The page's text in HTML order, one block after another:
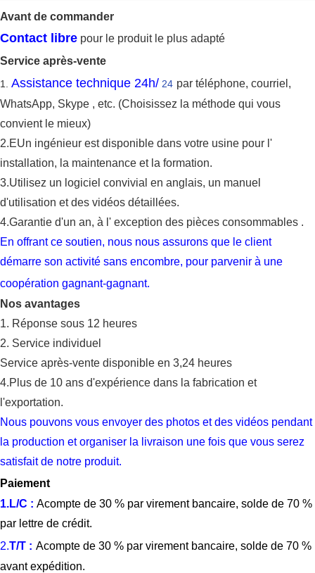
Avant de commander
Contact libre pour le produit le plus adapté
Service après-vente
1. Assistance technique 24h/ 24 par téléphone, courriel,
WhatsApp, Skype , etc. (Choisissez la méthode qui vous
convient le mieux)
2.EUn ingénieur est disponible dans votre usine pour l'
installation, la maintenance et la formation.
3.Utilisez un logiciel convivial en anglais, un manuel
d'utilisation et des vidéos détaillées.
4.Garantie d'un an, à l' exception des pièces consommables .
En offrant ce soutien, nous nous assurons que le client
démarre son activité sans encombre, pour parvenir à une
coopération gagnant-gagnant.
Nos avantages
1. Réponse sous 12 heures
2. Service individuel
Service après-vente disponible en 3,24 heures
4.Plus de 10 ans d'expérience dans la fabrication et
l'exportation.
Nous pouvons vous envoyer des photos et des vidéos pendant
la production et organiser la livraison une fois que vous serez
satisfait de notre produit.
Paiement
1.L/C : Acompte de 30 % par virement bancaire, solde de 70 %
par lettre de crédit.
2.T/T : Acompte de 30 % par virement bancaire, solde de 70 %
avant expédition.